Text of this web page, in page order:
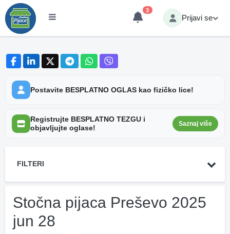
3
Prijavi se
Postavite BESPLATNO OGLAS kao fizičko lice!
Registrujte BESPLATNO TEZGU i
objavljujte oglase!
Saznaj više
FILTERI
Stočna pijaca Preševo 2025
jun 28